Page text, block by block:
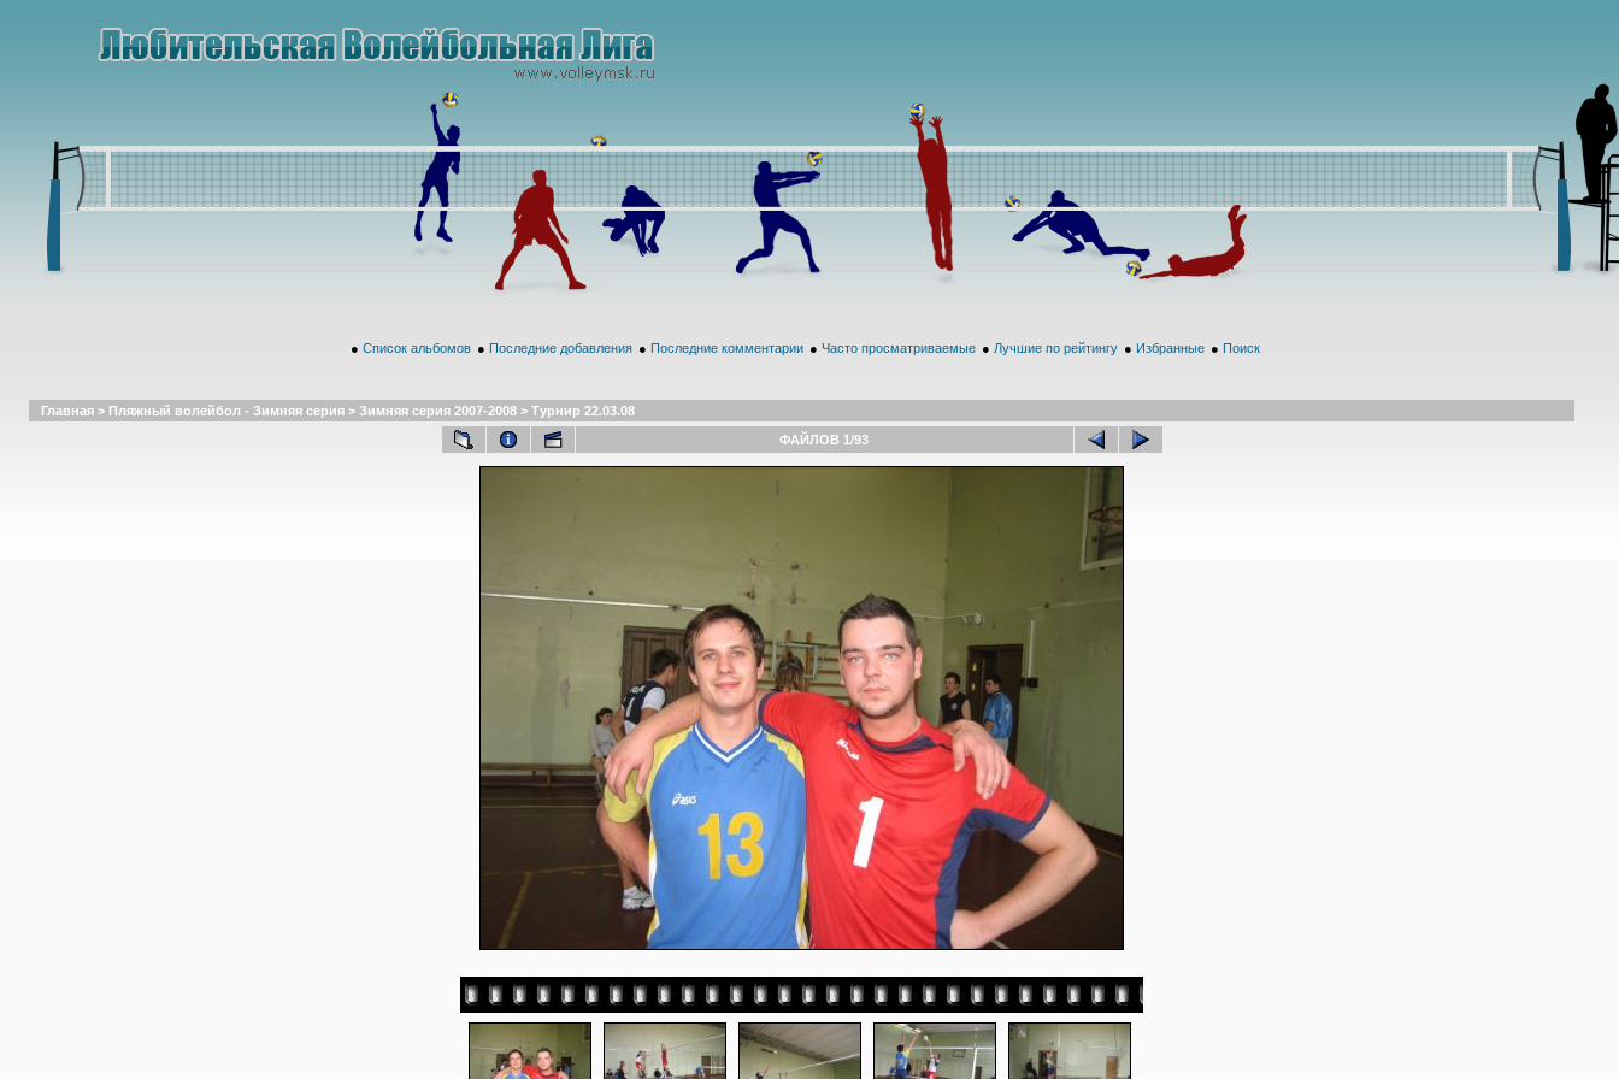
● Список альбомов ● Последние добавления ● Последние комментарии ● Часто просматриваемые ● Лучшие по рейтингу ● Избранные ● Поиск
Главная > Пляжный волейбол - Зимняя серия > Зимняя серия 2007-2008 > Турнир 22.03.08
ФАЙЛОВ 1/93